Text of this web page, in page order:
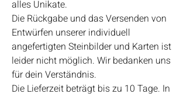
alles Unikate.
Die Rückgabe und das Versenden von
Entwürfen unserer individuell
angefertigten Steinbilder und Karten ist
leider nicht möglich. Wir bedanken uns
für dein Verständnis.
Die Lieferzeit beträgt bis zu 10 Tage. In